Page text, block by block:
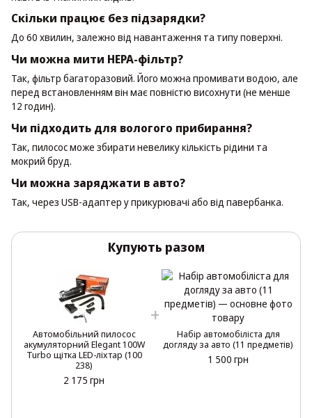
Скільки працює без підзарядки?
До 60 хвилин, залежно від навантаження та типу поверхні.
Чи можна мити HEPA-фільтр?
Так, фільтр багаторазовий. Його можна промивати водою, але
перед встановленням він має повністю висохнути (не менше
12 годин).
Чи підходить для вологого прибирання?
Так, пилосос може збирати невелику кількість рідини та
мокрий бруд.
Чи можна заряджати в авто?
Так, через USB-адаптер у прикурювачі або від павербанка.
Купують разом
Автомобільний пилосос
акумуляторний Elegant 100W
Turbo щітка LED-ліхтар (100
238)
2 175 грн
Набір автомобіліста для
догляду за авто (11 предметів)
1 500 грн